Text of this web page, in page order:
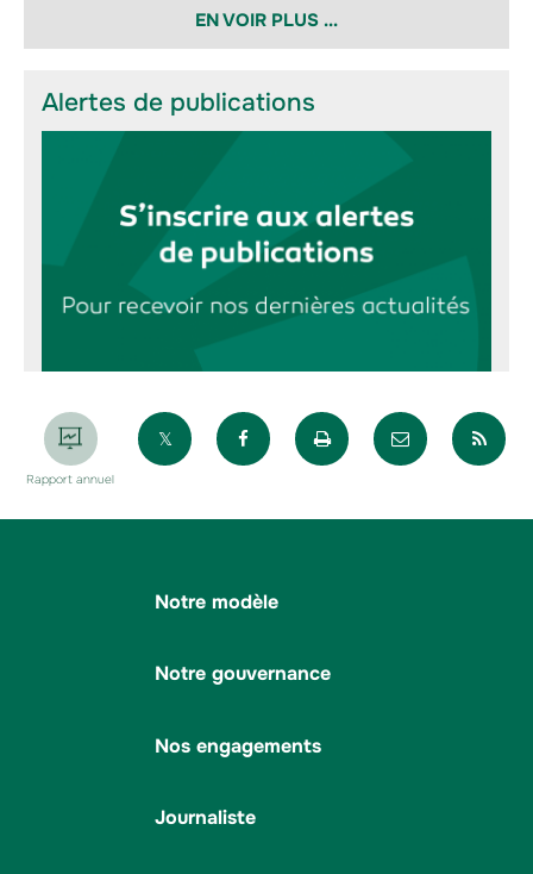
EN VOIR PLUS ...
Alertes de publications
Rapport annuel
Partager sur XPartager sur Facebook
Imprimer la pageEnvoyer
Notre modèle
Notre gouvernance
Nos engagements
Journaliste